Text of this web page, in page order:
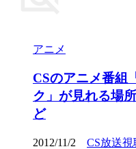
アニメ
CSのアニメ番組
ク」が見れる場
ど
2012/11/2 CS放送